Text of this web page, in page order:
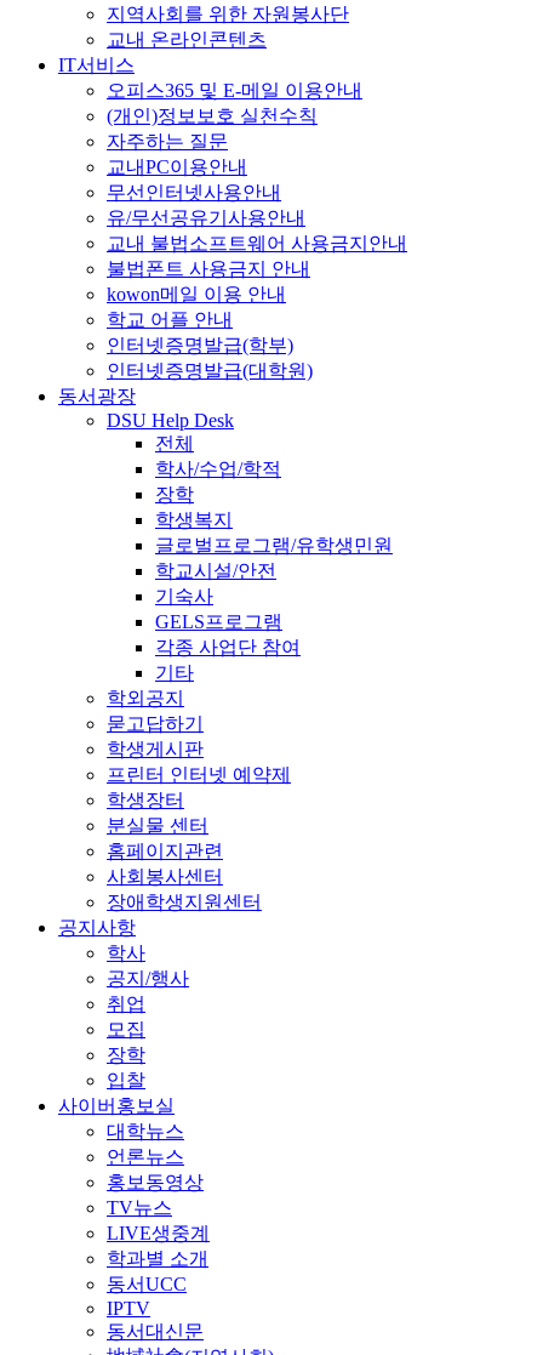
지역사회를 위한 자원봉사단
교내 온라인콘텐츠
IT서비스
오피스365 및 E-메일 이용안내
(개인)정보보호 실천수칙
자주하는 질문
교내PC이용안내
무선인터넷사용안내
유/무선공유기사용안내
교내 불법소프트웨어 사용금지안내
불법폰트 사용금지 안내
kowon메일 이용 안내
학교 어플 안내
인터넷증명발급(학부)
인터넷증명발급(대학원)
동서광장
DSU Help Desk
전체
학사/수업/학적
장학
학생복지
글로벌프로그램/유학생민원
학교시설/안전
기숙사
GELS프로그램
각종 사업단 참여
기타
학외공지
묻고답하기
학생게시판
프린터 인터넷 예약제
학생장터
분실물 센터
홈페이지관련
사회봉사센터
장애학생지원센터
공지사항
학사
공지/행사
취업
모집
장학
입찰
사이버홍보실
대학뉴스
언론뉴스
홍보동영상
TV뉴스
LIVE생중계
학과별 소개
동서UCC
IPTV
동서대신문